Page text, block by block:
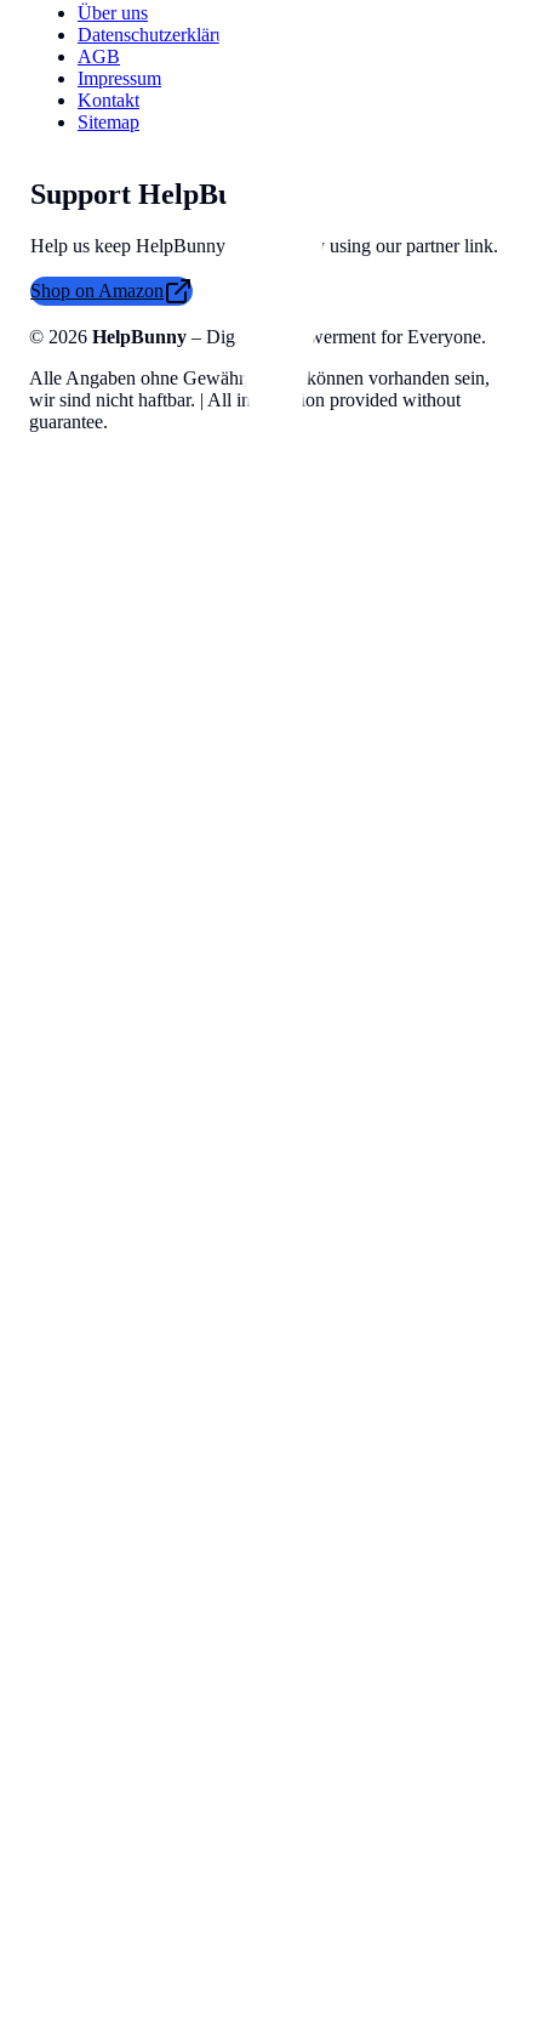
Über uns
Datenschutzerklärung
AGB
Impressum
Kontakt
Sitemap
Support HelpBunny
Help us keep HelpBunny tools free by using our partner link.
Shop on Amazon
© 2026 HelpBunny – Digital Empowerment for Everyone.
Alle Angaben ohne Gewähr, Fehler können vorhanden sein,
wir sind nicht haftbar. | All information provided without
guarantee.